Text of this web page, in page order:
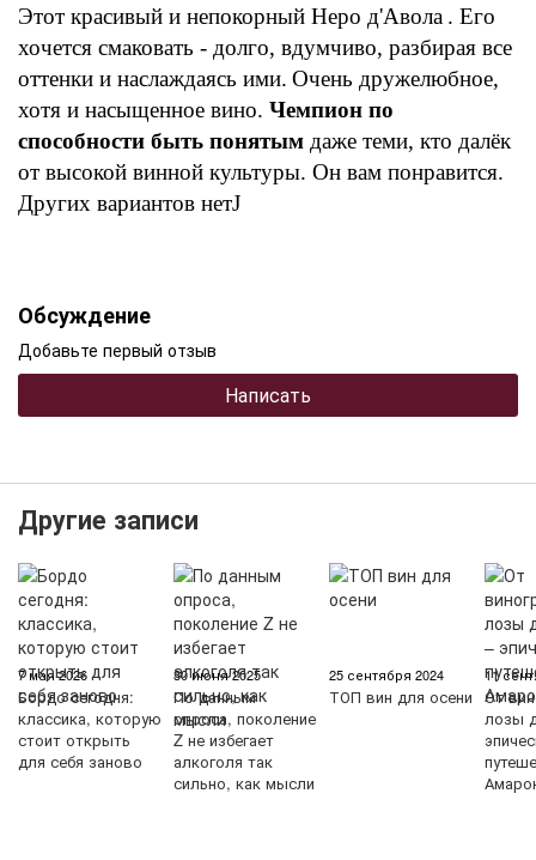
Этот красивый и непокорный Неро д'Авола . Его
хочется смаковать - долго, вдумчиво, разбирая все
оттенки и наслаждаясь ими. Очень дружелюбное,
хотя и насыщенное вино. Чемпион по
способности быть понятым даже теми, кто далёк
от высокой винной культуры. Он вам понравится.
Других вариантов нетJ
Обсуждение
Добавьте первый отзыв
Написать
Другие записи
7 мая 2026
Бордо сегодня:
классика, которую
стоит открыть
для себя заново
30 июня 2025
По данным
опроса, поколение
Z не избегает
алкоголя так
сильно, как мысли
25 сентября 2024
ТОП вин для осени
11
От
лозы